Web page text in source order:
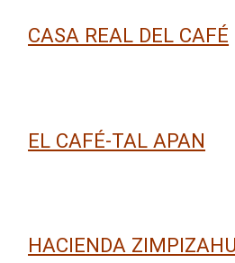
CASA REAL DEL CAFÉ
EL CAFÉ-TAL APAN
HACIENDA